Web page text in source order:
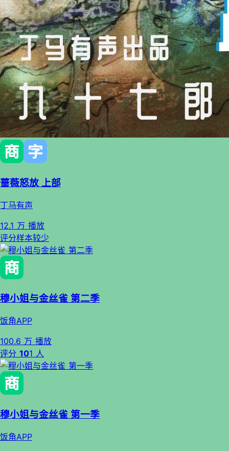
蔷薇怒放 上部
丁马有声
12.1 万 播放
评分样本较少
穆小姐与金丝雀 第二季
饭角APP
100.6 万 播放
评分 101 人
穆小姐与金丝雀 第一季
饭角APP